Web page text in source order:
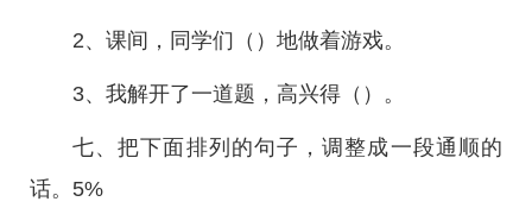
2、课间，同学们（）地做着游戏。
3、我解开了一道题，高兴得（）。
七、把下面排列的句子，调整成一段通顺的
话。5%